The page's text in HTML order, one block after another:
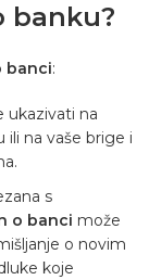
banku?
banci:
ukazivati na
na vaše brige i
s
o banci može
o novim
koje